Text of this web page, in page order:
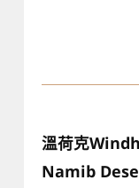
溫荷克
Namib